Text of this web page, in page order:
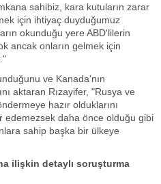
sahibiz, kara kutuların zarar
için ihtiyaç duyduğumuz
okunduğu yere ABD'lilerin
ancak onların gelmek için
ve Kanada'nın
aktaran Rızayifer, "Rusya ve
hazır olduklarını
edemezsek daha önce olduğu gibi
sahip başka bir ülkeye
ilişkin detaylı soruşturma